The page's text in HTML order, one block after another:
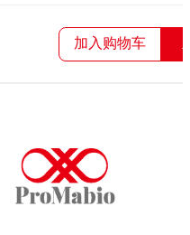
加入购物车